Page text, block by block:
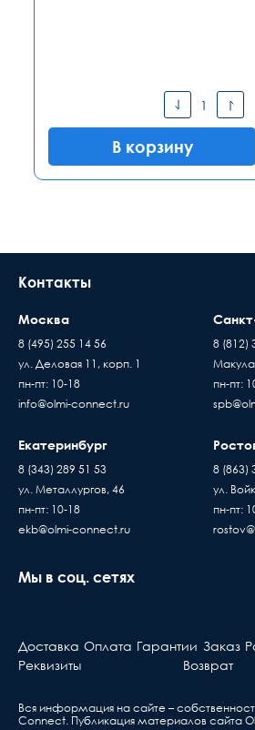
В корзину
Контакты
Москва
8 (495) 255 14 56
ул. Деловая 11, корп. 1
пн-пт: 10-18
info@olmi-connect.ru
8 (812)
пн-пт:
Екатеринбург
8 (343) 289 51 53
ул. Металлургов, 46
пн-пт: 10-18
ekb@olmi-connect.ru
8 (863)
ул.
пн-пт:
Мы в соц. сетях
Доставка Оплата Гарантии Заказ
Реквизиты
Возврат
Вся информация на сайте –
Сonnect. Публикация материалов сайта